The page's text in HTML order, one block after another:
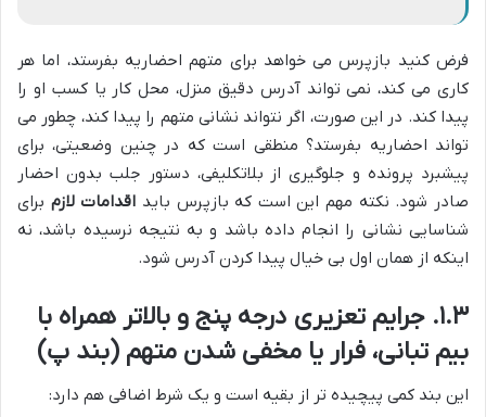
فرض کنید بازپرس می خواهد برای متهم احضاریه بفرستد، اما هر
کاری می کند، نمی تواند آدرس دقیق منزل، محل کار یا کسب او را
پیدا کند. در این صورت، اگر نتواند نشانی متهم را پیدا کند، چطور می
تواند احضاریه بفرستد؟ منطقی است که در چنین وضعیتی، برای
پیشبرد پرونده و جلوگیری از بلاتکلیفی، دستور جلب بدون احضار
صادر شود. نکته مهم این است که بازپرس باید اقدامات لازم برای
شناسایی نشانی را انجام داده باشد و به نتیجه نرسیده باشد، نه
اینکه از همان اول بی خیال پیدا کردن آدرس شود.
۱.۳. جرایم تعزیری درجه پنج و بالاتر همراه با
بیم تبانی، فرار یا مخفی شدن متهم (بند پ)
این بند کمی پیچیده تر از بقیه است و یک شرط اضافی هم دارد: